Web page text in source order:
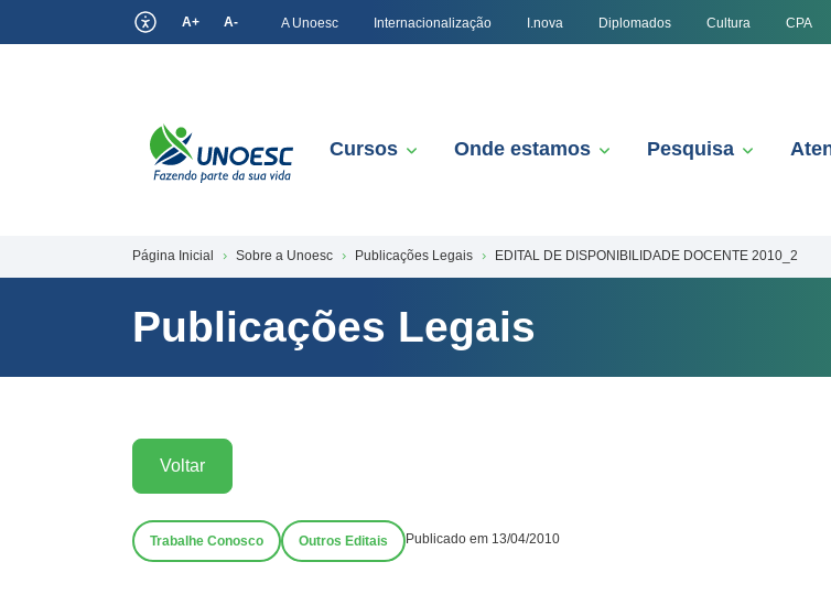
A+ A- A Unoesc Internacionalização I.nova Diplomados Cultura CPA
Cursos Onde estamos Pesquisa
Página Inicial Sobre a Unoesc Publicações Legais EDITAL DE DISPONIBILIDADE DOCENTE 2010_2
Publicações Legais
Voltar
Trabalhe Conosco Outros Editais Publicado em 13/04/2010